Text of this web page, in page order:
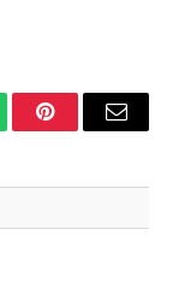
PinterestEmail